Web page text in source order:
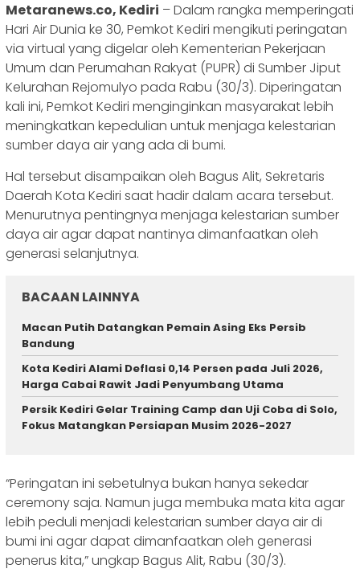
Metaranews.co, Kediri – Dalam rangka memperingati
Hari Air Dunia ke 30, Pemkot Kediri mengikuti peringatan
via virtual yang digelar oleh Kementerian Pekerjaan
Umum dan Perumahan Rakyat (PUPR) di Sumber Jiput
Kelurahan Rejomulyo pada Rabu (30/3). Diperingatan
kali ini, Pemkot Kediri menginginkan masyarakat lebih
meningkatkan kepedulian untuk menjaga kelestarian
sumber daya air yang ada di bumi.
Hal tersebut disampaikan oleh Bagus Alit, Sekretaris
Daerah Kota Kediri saat hadir dalam acara tersebut.
Menurutnya pentingnya menjaga kelestarian sumber
daya air agar dapat nantinya dimanfaatkan oleh
generasi selanjutnya.
BACAAN LAINNYA
Macan Putih Datangkan Pemain Asing Eks Persib
Bandung
Kota Kediri Alami Deflasi 0,14 Persen pada Juli 2026,
Harga Cabai Rawit Jadi Penyumbang Utama
Persik Kediri Gelar Training Camp dan Uji Coba di Solo,
Fokus Matangkan Persiapan Musim 2026-2027
“Peringatan ini sebetulnya bukan hanya sekedar
ceremony saja. Namun juga membuka mata kita agar
lebih peduli menjadi kelestarian sumber daya air di
bumi ini agar dapat dimanfaatkan oleh generasi
penerus kita,” ungkap Bagus Alit, Rabu (30/3).